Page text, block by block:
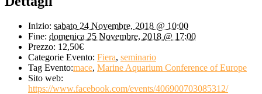
Inizio: sabato 24 Novembre, 2018 @ 10:00
Fine: domenica 25 Novembre, 2018 @ 17:00
Prezzo: 12,50€
Categorie Evento: Fiera, seminario
Tag Evento:mace, Marine Aquarium Conference of Europe
Sito web:
https://www.facebook.com/events/406900703085312/